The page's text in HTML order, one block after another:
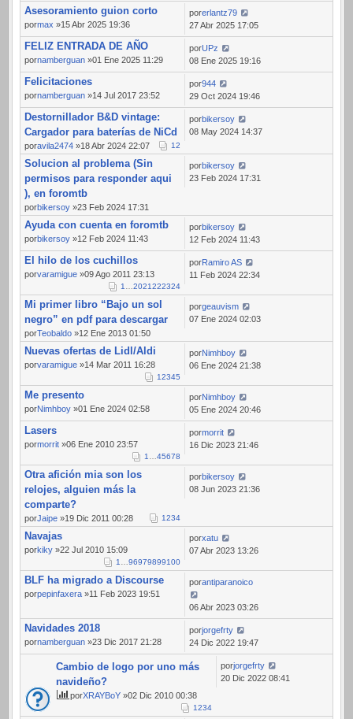
Asesoramiento guion corto
pormax »15 Abr 2025 19:36
porerlantz79
27 Abr 2025 17:05
FELIZ ENTRADA DE AÑO
pornamberguan »01 Ene 2025 11:29
porUPz
08 Ene 2025 19:16
Felicitaciones
pornamberguan »14 Jul 2017 23:52
por944
29 Oct 2024 19:46
Destornillador B&D vintage:
Cargador para baterías de NiCd
poravila2474 »18 Abr 2024 22:07 12
porbikersoy
08 May 2024 14:37
Solucion al problema (Sin
permisos para responder aqui
), en foromtb
porbikersoy »23 Feb 2024 17:31
porbikersoy
23 Feb 2024 17:31
Ayuda con cuenta en foromtb
porbikersoy »12 Feb 2024 11:43
porbikersoy
12 Feb 2024 11:43
El hilo de los cuchillos
porvaramigue »09 Ago 2011 23:13
1 2021222324
porRamiro AS
11 Feb 2024 22:34
Mi primer libro “Bajo un sol
negro” en pdf para descargar
porTeobaldo »12 Ene 2013 01:50
porgeauvism
07 Ene 2024 02:03
Nuevas ofertas de Lidl/Aldi
porvaramigue »14 Mar 2011 16:28
12345
porNimhboy
06 Ene 2024 21:38
Me presento
porNimhboy »01 Ene 2024 02:58
porNimhboy
05 Ene 2024 20:46
Lasers
pormorrit »06 Ene 2010 23:57
1 45678
pormorrit
16 Dic 2023 21:46
Otra afición mia son los
relojes, alguien más la
comparte?
porJaipe »19 Dic 2011 00:28 1234
porbikersoy
08 Jun 2023 21:36
Navajas
porkiky »22 Jul 2010 15:09
1 96979899100
porxatu
07 Abr 2023 13:26
BLF ha migrado a Discourse
porpepinfaxera »11 Feb 2023 19:51
porantiparanoico
06 Abr 2023 03:26
Navidades 2018
pornamberguan »23 Dic 2017 21:28
porjorgefrty
24 Dic 2022 19:47
Cambio de logo por uno más
navideño?
porXRAYBoY »02 Dic 2010 00:38
1234
porjorgefrty
20 Dic 2022 08:41